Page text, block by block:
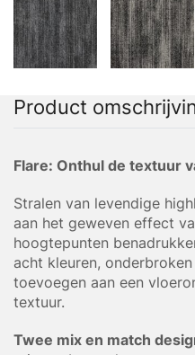
Product
Flare: Onthul de textuur
Stralen van levendige
aan het geweven effect
hoogtepunten
acht kleuren,
toevoegen aan een
textuur.
Twee mix en match